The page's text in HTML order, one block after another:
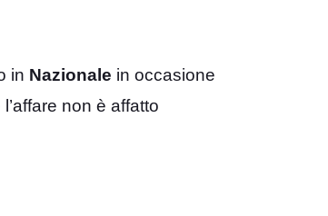
in Nazionale in occasione
non è affatto